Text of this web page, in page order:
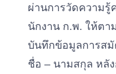
ผ่านการวัดความรู้
นักงาน ก.พ. ให้ตาม
บันทึกข้อมูลการสมั
ชื่อ – นามสกุล หลั